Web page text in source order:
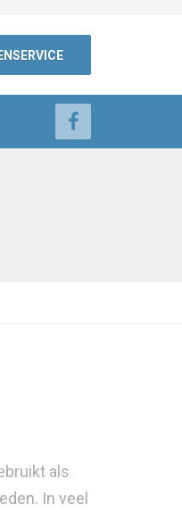
als
In veel